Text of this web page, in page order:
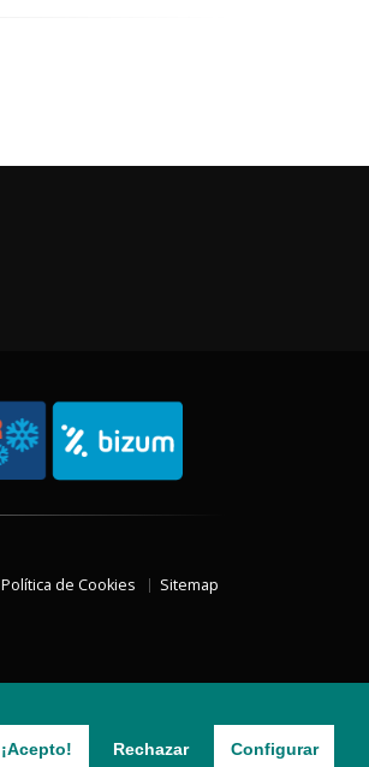
¡Acepto! Rechazar Configurar
Política de Cookies Sitemap